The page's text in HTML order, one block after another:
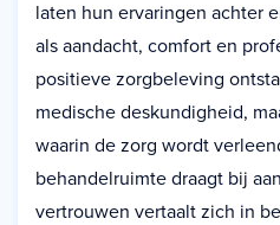
laten hun ervaringen achter
als aandacht, comfort en
positieve zorgbeleving
medische deskundigheid,
waarin de zorg wordt
behandelruimte draagt bij
vertrouwen vertaalt zich in